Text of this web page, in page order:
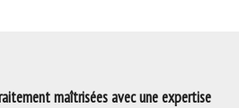
maîtrisées avec une expertise